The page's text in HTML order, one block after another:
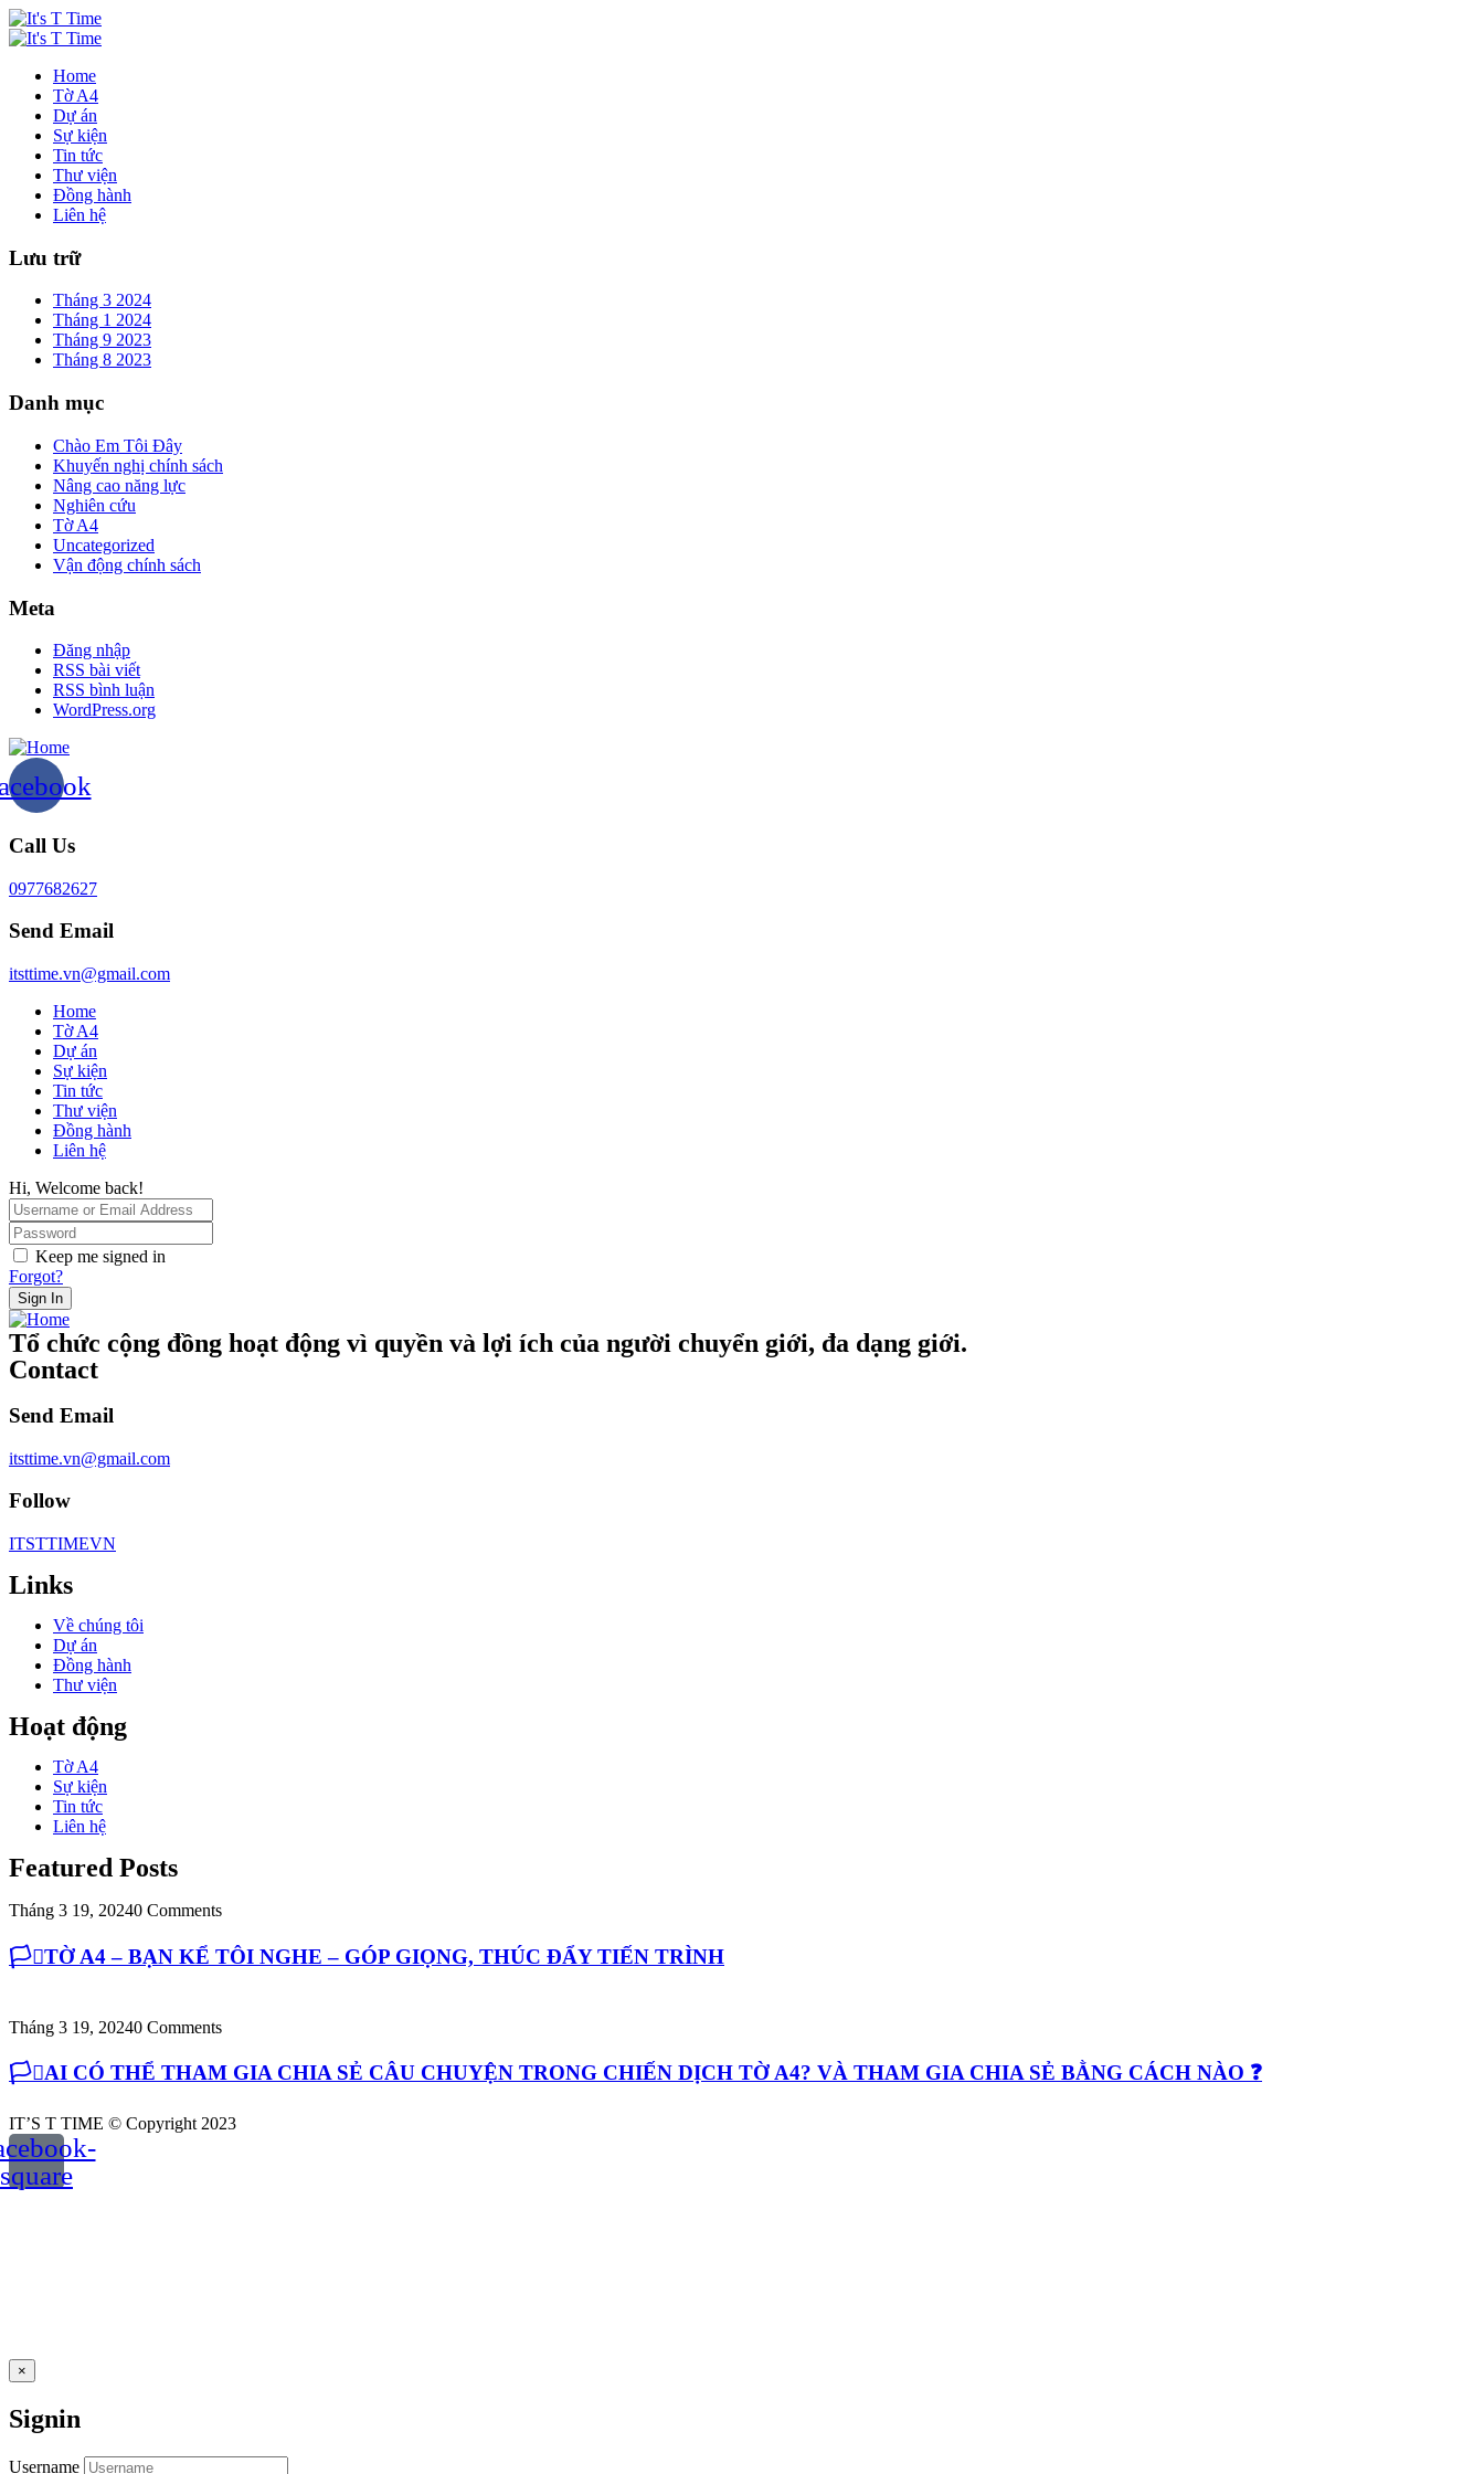
Home
Tờ A4
Dự án
Sự kiện
Tin tức
Thư viện
Đồng hành
Liên hệ
Lưu trữ
Tháng 3 2024
Tháng 1 2024
Tháng 9 2023
Tháng 8 2023
Danh mục
Chào Em Tôi Đây
Khuyến nghị chính sách
Nâng cao năng lực
Nghiên cứu
Tờ A4
Uncategorized
Vận động chính sách
Meta
Đăng nhập
RSS bài viết
RSS bình luận
WordPress.org
Call Us
0977682627
Send Email
itsttime.vn@gmail.com
Home
Tờ A4
Dự án
Sự kiện
Tin tức
Thư viện
Đồng hành
Liên hệ
Hi, Welcome back!
Keep me signed in
Forgot?
Sign In
Tổ chức cộng đồng hoạt động vì quyền và lợi ích của người chuyển giới, đa dạng giới.
Contact
Send Email
itsttime.vn@gmail.com
Follow
ITSTTIMEVN
Links
Về chúng tôi
Dự án
Đồng hành
Thư viện
Hoạt động
Tờ A4
Sự kiện
Tin tức
Liên hệ
Featured Posts
Tháng 3 19, 20240 Comments
🏳️‍⚧️TỜ A4 – BẠN KỂ TÔI NGHE – GÓP GIỌNG, THÚC ĐẨY TIẾN TRÌNH
Tháng 3 19, 20240 Comments
🏳️‍⚧️AI CÓ THỂ THAM GIA CHIA SẺ CÂU CHUYỆN TRONG CHIẾN DỊCH TỜ A4? VÀ THAM GIA CHIA SẺ BẰNG CÁCH NÀO ❓
IT’S T TIME © Copyright 2023
square
×
Signin
Username